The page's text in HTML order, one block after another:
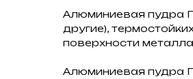
Алюминиевая пудра
другие),
поверхности
Алюминиевая пудра